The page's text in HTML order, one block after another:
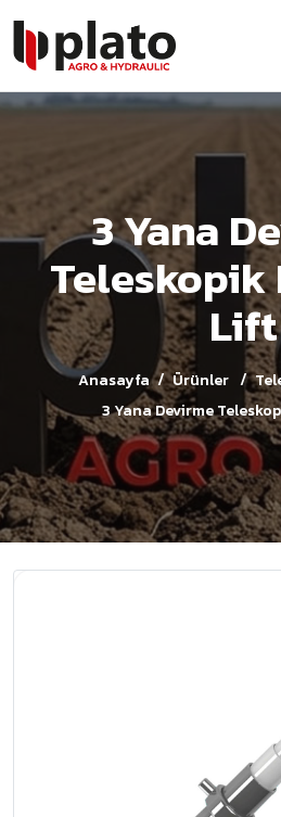
3 Yana
Lift
Anasayfa Ürünler
3 Yana Devirme